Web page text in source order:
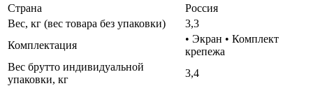
Страна
Россия
Вес, кг (вес товара без упаковки)
3,3
Комплектация
• Экран • Комплект
крепежа
Вес брутто индивидуальной
упаковки, кг
3,4